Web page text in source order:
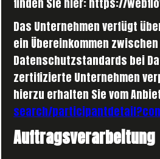
Das Unternehmen verfügt
ein Übereinkommen
Datenschutzstandards bei
zertifizierte Unternehmen
hierzu erhalten Sie vom
search/
Auftragsverarbeitung